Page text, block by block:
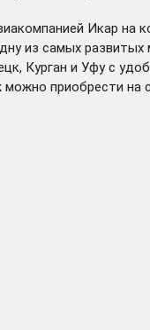
Икар
из самых
Курган и Уфу с
приобрести на